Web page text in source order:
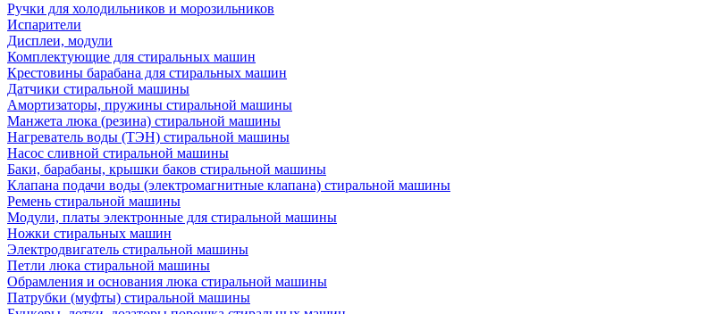
Ручки для холодильников и морозильников
Испарители
Дисплеи, модули
Комплектующие для стиральных машин
Крестовины барабана для стиральных машин
Датчики стиральной машины
Амортизаторы, пружины стиральной машины
Манжета люка (резина) стиральной машины
Нагреватель воды (ТЭН) стиральной машины
Насос сливной стиральной машины
Баки, барабаны, крышки баков стиральной машины
Клапана подачи воды (электромагнитные клапана) стиральной машины
Ремень стиральной машины
Модули, платы электронные для стиральной машины
Ножки стиральных машин
Электродвигатель стиральной машины
Петли люка стиральной машины
Обрамления и основания люка стиральной машины
Патрубки (муфты) стиральной машины